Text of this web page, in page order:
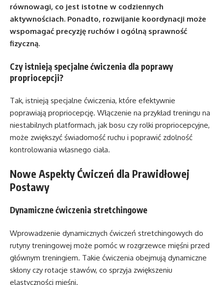
równowagi, co jest istotne w codziennych
aktywnościach. Ponadto, rozwijanie koordynacji może
wspomagać precyzję ruchów i ogólną sprawność
fizyczną.
Czy istnieją specjalne ćwiczenia dla poprawy
propriocepcji?
Tak, istnieją specjalne ćwiczenia, które efektywnie
poprawiają propriocepcję. Włączenie na przykład treningu na
niestabilnych platformach, jak bosu czy rolki propriocepcyjne,
może zwiększyć świadomość ruchu i poprawić zdolność
kontrolowania własnego ciała.
Nowe Aspekty Ćwiczeń dla Prawidłowej
Postawy
Dynamiczne ćwiczenia stretchingowe
Wprowadzenie dynamicznych ćwiczeń stretchingowych do
rutyny treningowej może pomóc w rozgrzewce mięśni przed
głównym treningiem. Takie ćwiczenia obejmują dynamiczne
skłony czy rotacje stawów, co sprzyja zwiększeniu
elastyczności mięśni.